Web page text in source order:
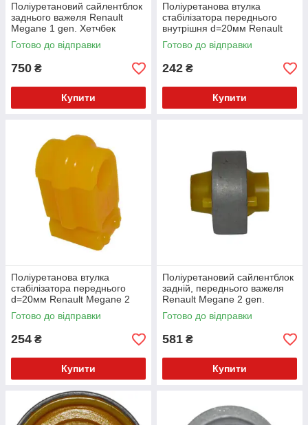
Поліуретановий сайлентблок
заднього важеля Renault
Megane 1 gen. Хетчбек
(1995-2001) v17
Готово до відправки
750 ₴
Купити
Поліуретанова втулка
стабілізатора переднього
внутрішня d=20мм Renault
Megane 1 gen. Хетчбек
(1995-2001) v17
Готово до відправки
242 ₴
Купити
Поліуретанова втулка
стабілізатора переднього
d=20мм Renault Megane 2
gen. Кабріолет (2003-2009)
v17
Готово до відправки
254 ₴
Купити
Поліуретановий сайлентблок
задній, переднього важеля
Renault Megane 2 gen.
Кабріолет (2003-2009) v17
Готово до відправки
581 ₴
Купити